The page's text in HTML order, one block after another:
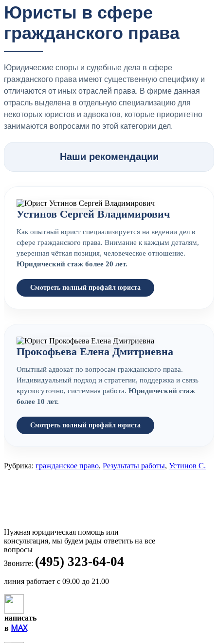
Юристы в сфере
гражданского права
Юридические споры и судебные дела в сфере
гражданского права имеют существенную специфику и
отличаются от иных отраслей права. В фирме данная
отрасль выделена в отдельную специализацию для
некоторых юристов и адвокатов, которые приоритетно
занимаются вопросами по этой категории дел.
Наши рекомендации
Устинов Сергей Владимирович
Как опытный юрист специализируется на ведении дел в
сфере гражданского права. Внимание к каждым деталям,
уверенная чёткая позиция, человеческое отношение.
Юридический стаж более 20 лет.
Смотреть полный профайл юриста
Прокофьева Елена Дмитриевна
Опытный адвокат по вопросам гражданского права.
Индивидуальный подход и стратегии, поддержка и связь
круглосуточно, системная работа. Юридический стаж
более 10 лет.
Смотреть полный профайл юриста
Рубрика: гражданское право, Результаты работы, Устинов С.
Нужная юридическая помощь или
консультация, мы будем рады ответить на все
вопросы
Звоните: (495) 323-64-04
линия работает с 09.00 до 21.00
написать
в MAX